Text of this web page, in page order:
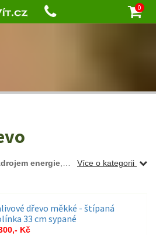
energie nezatěžuje životní
Více o kategorii
dřevo měkké - štípaná
33 cm sypané
Kč
0